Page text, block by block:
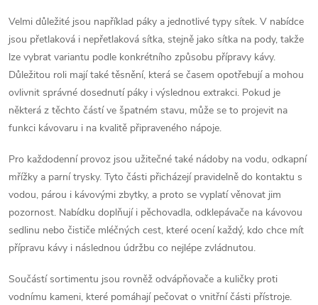
r
v
k
y
v
ý
p
i
s
u
í
Velmi důležité jsou například páky a jednotlivé typy sítek. V nabídce
jsou přetlaková i nepřetlaková sítka, stejně jako sítka na pody, takže
lze vybrat variantu podle konkrétního způsobu přípravy kávy.
Důležitou roli mají také těsnění, která se časem opotřebují a mohou
ovlivnit správné dosednutí páky i výslednou extrakci. Pokud je
některá z těchto částí ve špatném stavu, může se to projevit na
funkci kávovaru i na kvalitě připraveného nápoje.
Pro každodenní provoz jsou užitečné také nádoby na vodu, odkapní
mřížky a parní trysky. Tyto části přicházejí pravidelně do kontaktu s
vodou, párou i kávovými zbytky, a proto se vyplatí věnovat jim
pozornost. Nabídku doplňují i pěchovadla, odklepávače na kávovou
sedlinu nebo čističe mléčných cest, které ocení každý, kdo chce mít
přípravu kávy i následnou údržbu co nejlépe zvládnutou.
Součástí sortimentu jsou rovněž odvápňovače a kuličky proti
vodnímu kameni, které pomáhají pečovat o vnitřní části přístroje.